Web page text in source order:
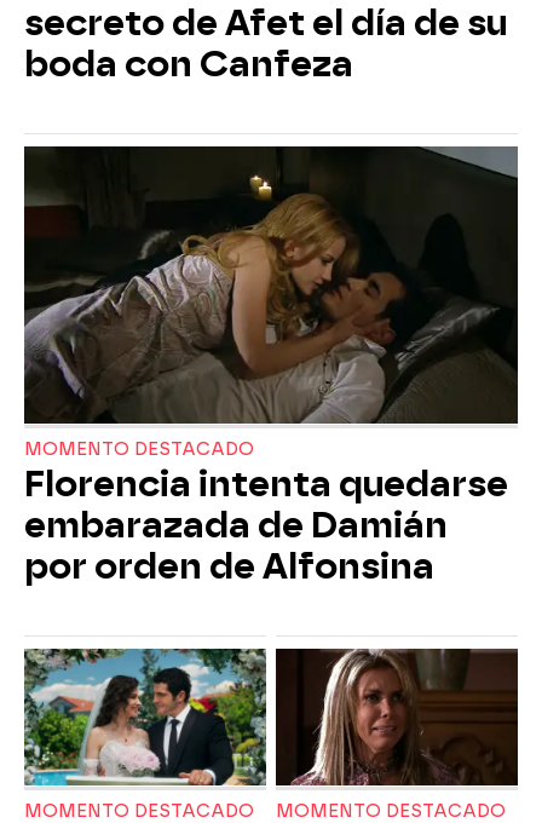
secreto de Afet el día de su
boda con Canfeza
MOMENTO DESTACADO
Florencia intenta quedarse
embarazada de Damián
por orden de Alfonsina
MOMENTO DESTACADO MOMENTO DESTACADO